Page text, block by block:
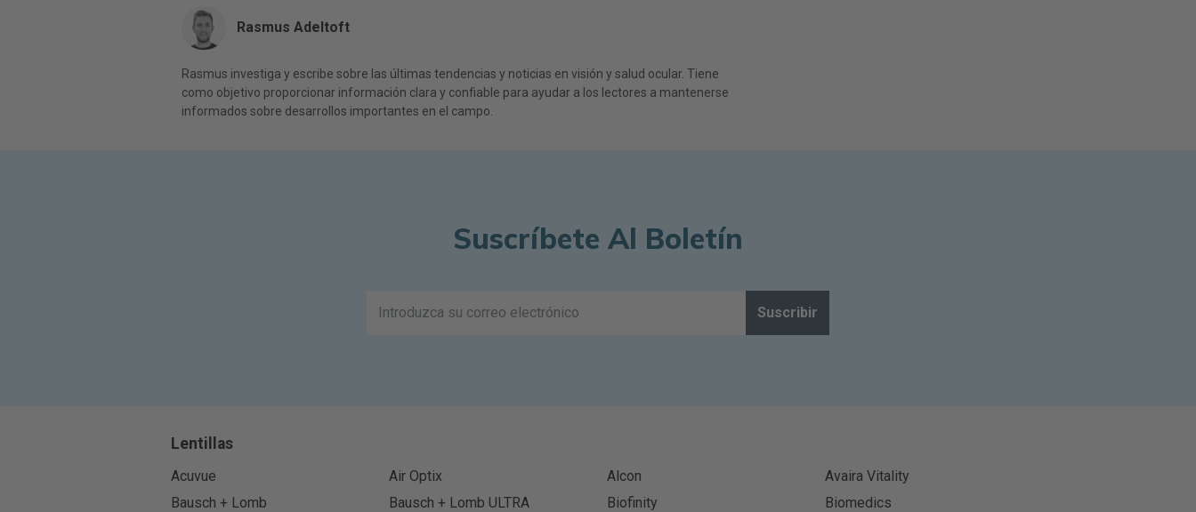
Rasmus Adeltoft
Rasmus investiga y escribe sobre las últimas tendencias y noticias en visión y salud ocular. Tiene
como objetivo proporcionar información clara y confiable para ayudar a los lectores a mantenerse
informados sobre desarrollos importantes en el campo.
Suscríbete Al Boletín
Suscribir
Lentillas
Acuvue Air Optix Alcon
Avaira Vitality
Bausch + Lomb
Bausch + Lomb ULTRA Biofinity
Biomedics